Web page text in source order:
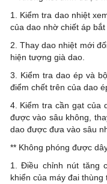
1. Kiểm tra dao nhiệt
của dao nhờ chiết áp
2. Thay dao nhiệt mới
hiện tượng già dao.
3. Kiểm tra dao ép và
điểm chết trên của dao
4. Kiểm tra cần gạt của
được vào sâu không,
dao được đưa vào sâu
** Không phóng được
1. Điều chỉnh nút tăng
khiển của máy đai thùng